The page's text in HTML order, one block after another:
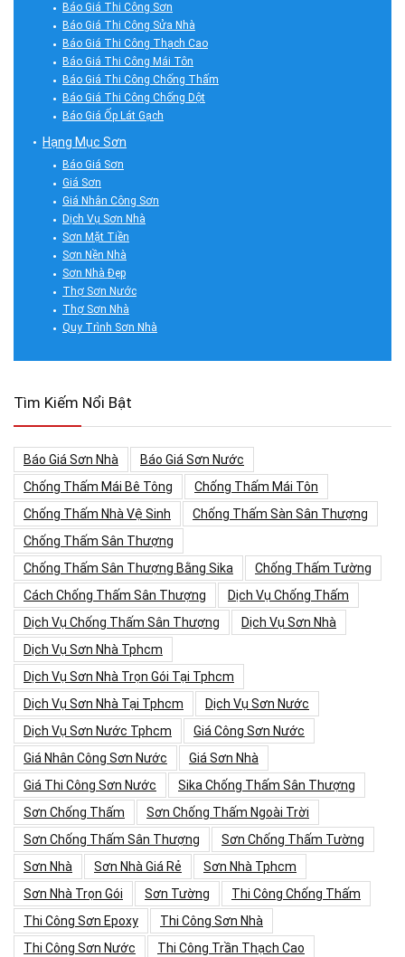
Báo Giá Thi Công Sơn
Báo Giá Thi Công Sửa Nhà
Báo Giá Thi Công Thạch Cao
Báo Giá Thi Công Mái Tôn
Báo Giá Thi Công Chống Thấm
Báo Giá Thi Công Chống Dột
Báo Giá Ốp Lát Gạch
Hạng Mục Sơn
Báo Giá Sơn
Giá Sơn
Giá Nhân Công Sơn
Dịch Vụ Sơn Nhà
Sơn Mặt Tiền
Sơn Nền Nhà
Sơn Nhà Đẹp
Thợ Sơn Nước
Thợ Sơn Nhà
Quy Trình Sơn Nhà
Tìm Kiếm Nổi Bật
Báo Giá Sơn Nhà
Báo Giá Sơn Nước
Chống Thấm Mái Bê Tông
Chống Thấm Mái Tôn
Chống Thấm Nhà Vệ Sinh
Chống Thấm Sàn Sân Thượng
Chống Thấm Sân Thượng
Chống Thấm Sân Thượng Bằng Sika
Chống Thấm Tường
Cách Chống Thấm Sân Thượng
Dịch Vụ Chống Thấm
Dịch Vụ Chống Thấm Sân Thượng
Dịch Vụ Sơn Nhà
Dịch Vụ Sơn Nhà Tphcm
Dịch Vụ Sơn Nhà Trọn Gói Tại Tphcm
Dịch Vụ Sơn Nhà Tại Tphcm
Dịch Vụ Sơn Nước
Dịch Vụ Sơn Nước Tphcm
Giá Công Sơn Nước
Giá Nhân Công Sơn Nước
Giá Sơn Nhà
Giá Thi Công Sơn Nước
Sika Chống Thấm Sân Thượng
Sơn Chống Thấm
Sơn Chống Thấm Ngoài Trời
Sơn Chống Thấm Sân Thượng
Sơn Chống Thấm Tường
Sơn Nhà
Sơn Nhà Giá Rẻ
Sơn Nhà Tphcm
Sơn Nhà Trọn Gói
Sơn Tường
Thi Công Chống Thấm
Thi Công Sơn Epoxy
Thi Công Sơn Nhà
Thi Công Sơn Nước
Thi Công Trần Thạch Cao